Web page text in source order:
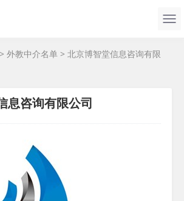
> 外教中介名单 > 北京博智堂信息咨询有限
息咨询有限公司